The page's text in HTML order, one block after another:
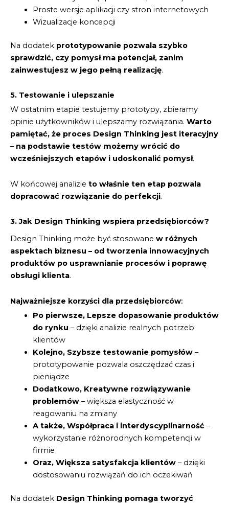
Proste wersje aplikacji czy stron internetowych
Wizualizacje koncepcji
Na dodatek prototypowanie pozwala szybko
sprawdzić, czy pomysł ma potencjał, zanim
zainwestujesz w jego pełną realizację.
5. Testowanie i ulepszanie
W ostatnim etapie testujemy prototypy, zbieramy
opinie użytkowników i ulepszamy rozwiązania. Warto
pamiętać, że proces Design Thinking jest iteracyjny
– na podstawie testów możemy wrócić do
wcześniejszych etapów i udoskonalić pomysł.
W końcowej analizie to właśnie ten etap pozwala
dopracować rozwiązanie do perfekcji.
3. Jak Design Thinking wspiera przedsiębiorców?
Design Thinking może być stosowane w różnych
aspektach biznesu – od tworzenia innowacyjnych
produktów po usprawnianie procesów i poprawę
obsługi klienta.
Najważniejsze korzyści dla przedsiębiorców:
Po pierwsze, Lepsze dopasowanie produktów
do rynku – dzięki analizie realnych potrzeb
klientów
Kolejno, Szybsze testowanie pomysłów–
prototypowanie pozwala oszczędzać czas i
pieniądze
Dodatkowo, Kreatywne rozwiązywanie
problemów– większa elastyczność w
reagowaniu na zmiany
A także, Współpraca i interdyscyplinarność–
wykorzystanie różnorodnych kompetencji w
firmie
Oraz, Większa satysfakcja klientów– dzięki
dostosowaniu rozwiązań do ich oczekiwań
Na dodatek Design Thinking pomaga tworzyć